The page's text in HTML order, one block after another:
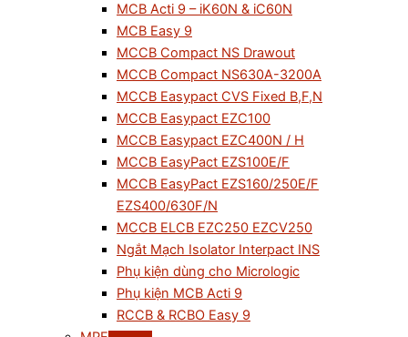
MCB Acti 9 – iK60N & iC60N
MCB Easy 9
MCCB Compact NS Drawout
MCCB Compact NS630A-3200A
MCCB Easypact CVS Fixed B,F,N
MCCB Easypact EZC100
MCCB Easypact EZC400N / H
MCCB EasyPact EZS100E/F
MCCB EasyPact EZS160/250E/F
EZS400/630F/N
MCCB ELCB EZC250 EZCV250
Ngắt Mạch Isolator Interpact INS
Phụ kiện dùng cho Micrologic
Phụ kiện MCB Acti 9
RCCB & RCBO Easy 9